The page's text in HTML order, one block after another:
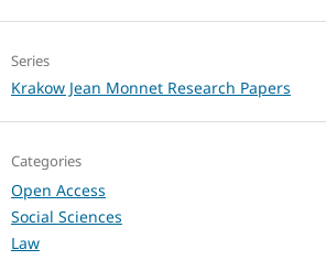
Series
Krakow Jean Monnet Research Papers
Categories
Open Access
Social Sciences
Law